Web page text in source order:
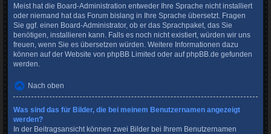
Meist hat die Board-Administration entweder Ihre Sprache nicht installiert
oder niemand hat das Forum bislang in Ihre Sprache übersetzt. Fragen
Sie ggf. einen Board-Administrator, ob er das Sprachpaket, das Sie
benötigen, installieren kann. Falls es noch nicht existiert, würden wir uns
freuen, wenn Sie es übersetzen würden. Weitere Informationen dazu
können auf der Website von phpBB Limited oder aufphpBB.de gefunden
werden.
Nach oben
Was sind das für Bilder, die bei meinem Benutzernamen angezeigt
werden?
In der Beitragsansicht können zwei Bilder bei Ihrem Benutzernamen